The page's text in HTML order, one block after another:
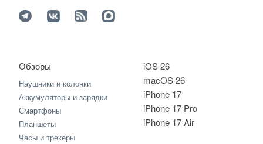
iOS 26
macOS 26
iPhone 17
iPhone 17 Pro
iPhone 17 Air
Обзоры
Наушники и колонки
Аккумуляторы и зарядки
Смартфоны
Планшеты
Часы и трекеры